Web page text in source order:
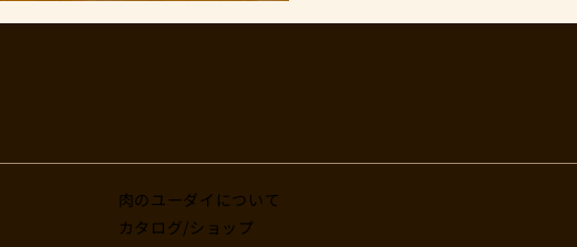
肉のユーダイについて
カタログ/ショップ